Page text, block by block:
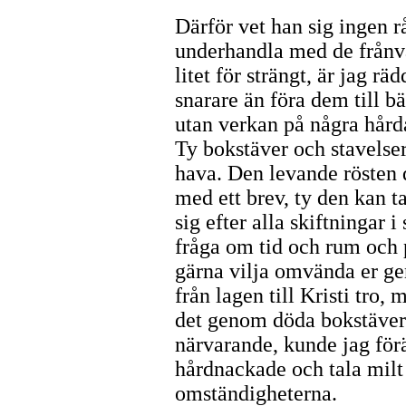
Därför vet han sig ingen
underhandla med de
litet för strängt, är jag
snarare än föra dem till
utan verkan på några
Ty bokstäver och
hava. Den levande
med ett brev, ty den kan
sig efter alla skiftningar i
fråga om tid och rum och
gärna vilja omvända er
från lagen till Kristi tro,
det genom döda
närvarande, kunde jag
hårdnackade och tala
omständigheterna.